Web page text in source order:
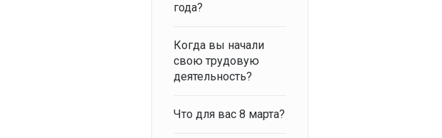
года?
Когда вы начали
свою трудовую
деятельность?
Что для вас 8 марта?